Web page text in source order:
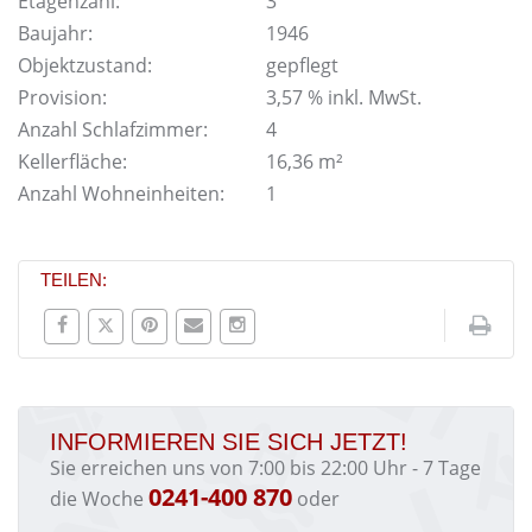
Baujahr:
1946
Objektzustand:
gepflegt
Provision:
3,57 % inkl. MwSt.
Anzahl Schlafzimmer:
4
Kellerfläche:
16,36 m²
Anzahl Wohneinheiten:
1
TEILEN:
INFORMIEREN SIE SICH JETZT!
Sie erreichen uns von 7:00 bis 22:00 Uhr - 7 Tage
die Woche 0241-400 870 oder